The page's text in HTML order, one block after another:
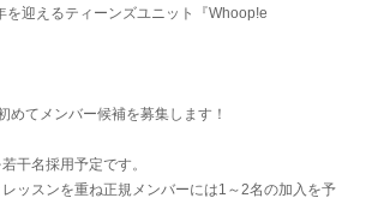
を迎えるティーンズユニット『Whoop!e
てメンバー候補を募集します！
干名採用予定です。
ッスンを重ね正規メンバーには1～2名の加入を予